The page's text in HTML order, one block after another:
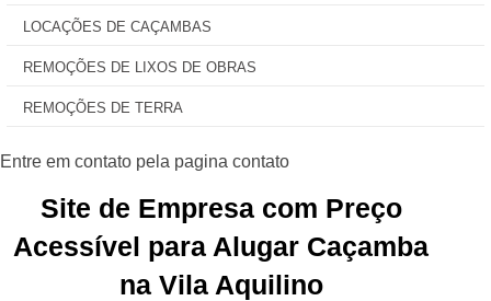
LOCAÇÕES DE CAÇAMBAS
REMOÇÕES DE LIXOS DE OBRAS
REMOÇÕES DE TERRA
Site de Empresa com Preço
Acessível para Alugar Caçamba
na Vila Aquilino